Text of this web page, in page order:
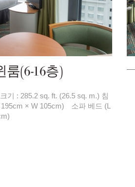
룸(6-16층)
기 : 285.2 sq. ft. (26.5 sq. m.) 침
195cm × W 105cm) 소파 베드 (L